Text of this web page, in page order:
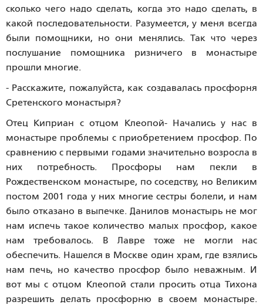
сколько чего надо сделать, когда это надо сделать, в
какой последовательности. Разумеется, у меня всегда
были помощники, но они менялись. Так что через
послушание помощника ризничего в монастыре
прошли многие.
- Расскажите, пожалуйста, как создавалась просфорня
Сретенского монастыря?
Отец Киприан с отцом Клеопой- Начались у нас в
монастыре проблемы с приобретением просфор. По
сравнению с первыми годами значительно возросла в
них потребность. Просфоры нам пекли в
Рождественском монастыре, по соседству, но Великим
постом 2001 года у них многие сестры болели, и нам
было отказано в выпечке. Данилов монастырь не мог
нам испечь такое количество малых просфор, какое
нам требовалось. В Лавре тоже не могли нас
обеспечить. Нашелся в Москве один храм, где взялись
нам печь, но качество просфор было неважным. И
вот мы с отцом Клеопой стали просить отца Тихона
разрешить делать просфорню в своем монастыре.